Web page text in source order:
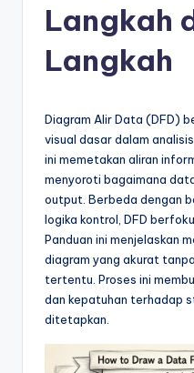
A
Langkah
Langkah
Diagram Alir Data (DFD)
visual dasar dalam
ini memetakan aliran
menyoroti bagaimana
output. Berbeda dengan
logika kontrol, DFD
Panduan ini menjelaskan
diagram yang akurat
tertentu. Proses ini
dan kepatuhan terhadap
ditetapkan.